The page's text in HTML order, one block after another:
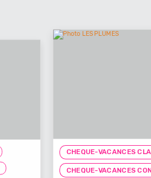
CHEQUE-VACANCES
CHEQUE-VACANCES